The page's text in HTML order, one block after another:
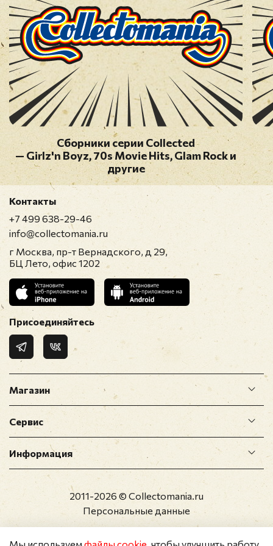
12. 10cc - Rubber Bullets
13. 10cc - The Dean And I
14. 10cc - Hotel
15. 10cc - The Worst Band In The World
16. 10cc - Life Is A Minestrone
17. 10cc - Good News
18. 10cc - I Wanna Rule The World
19. 10cc - Head Room
Cборники серии Collected
— Girlz'n Boyz, 70s Movie Hits, Glam Rock и
другие
Магазин
Сервис
Информация
Контакты
+7 499 638-29-46
info@collectomania.ru
г Москва, пр-т Вернадского, д 29,
БЦ Лето, офис 1202
Присоединяйтесь
2011-2026 © Collectomania.ru
Персональные данные